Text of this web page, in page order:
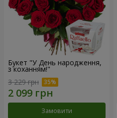
Букет "У День народження,
з коханням!"
3 229 грн
Замовити